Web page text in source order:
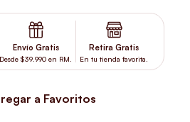
Envío Gratis
Desde $39.990 en RM.
Retira Gratis
En tu tienda favorita.
a Favoritos